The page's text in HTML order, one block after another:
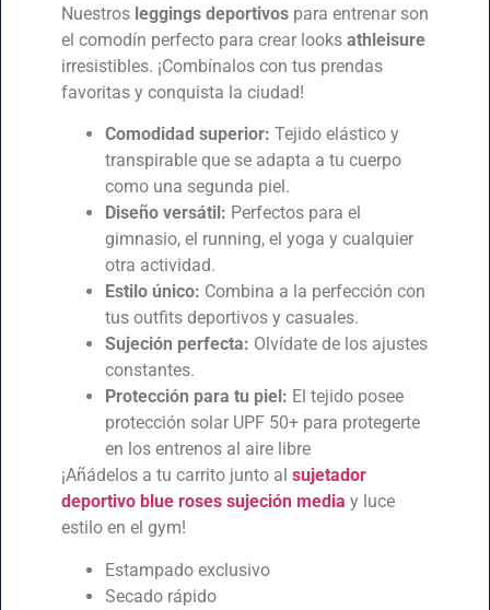
Nuestros leggings deportivospara entrenar son
el comodín perfecto para crear looks athleisure
irresistibles. ¡Combínalos con tus prendas
favoritas y conquista la ciudad!
Comodidad superior: Tejido elástico y
transpirable que se adapta a tu cuerpo
como una segunda piel.
Diseño versátil: Perfectos para el
gimnasio, el running, el yoga y cualquier
otra actividad.
Estilo único: Combina a la perfección con
tus outfits deportivos y casuales.
Sujeción perfecta: Olvídate de los ajustes
constantes.
Protección para tu piel: El tejido posee
protección solar UPF 50+ para protegerte
en los entrenos al aire libre
¡Añádelos a tu carrito junto al sujetador
deportivo blue roses sujeción media y luce
estilo en el gym!
Estampado exclusivo
Secado rápido